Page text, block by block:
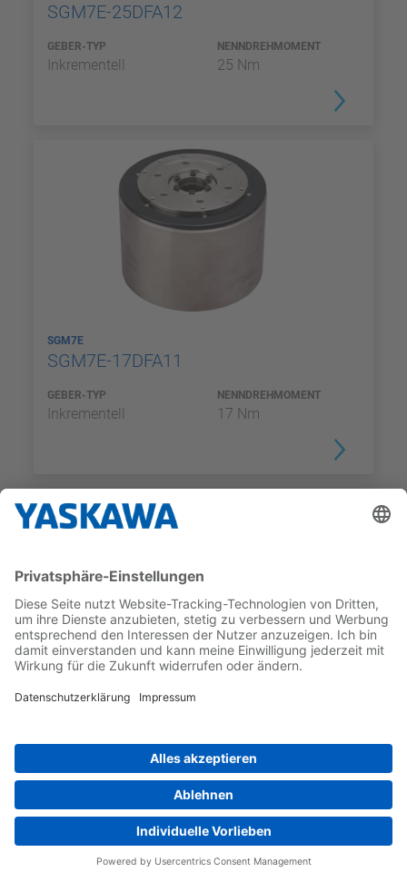
SGM7E-25DFA12
GEBER-TYP
Inkrementell
NENNDREHMOMENT
25 Nm
SGM7E
SGM7E-17DFA11
GEBER-TYP
Inkrementell
NENNDREHMOMENT
17 Nm
SGM7E-25DFA11
GEBER-TYP NENNDREHMOMENT
25 Nm